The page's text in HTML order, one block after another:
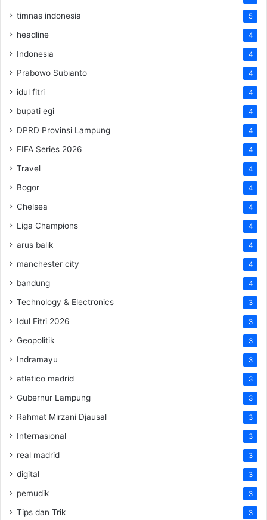
timnas indonesia 5
headline 4
Indonesia 4
Prabowo Subianto 4
idul fitri 4
bupati egi 4
DPRD Provinsi Lampung 4
FIFA Series 2026 4
Travel 4
Bogor 4
Chelsea 4
Liga Champions 4
arus balik 4
manchester city 4
bandung 4
Technology & Electronics 3
Idul Fitri 2026 3
Geopolitik 3
Indramayu 3
atletico madrid 3
Gubernur Lampung 3
Rahmat Mirzani Djausal 3
Internasional 3
real madrid 3
digital 3
pemudik 3
Tips dan Trik 3